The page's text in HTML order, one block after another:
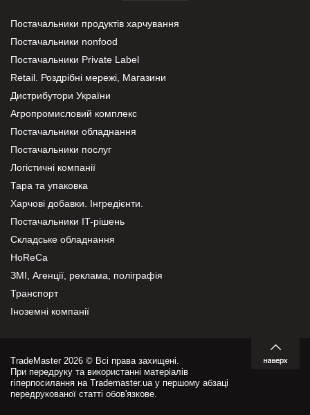
Постачальники продуктів харчування
Постачальники nonfood
Постачальники Private Label
Retail. Роздрібні мережі, Магазини
Дистрибутори України
Агропромисловий комплекс
Постачальники обладнання
Постачальники послуг
Логістичні компанії
Тара та упаковка
Харчові добавки. Інгредієнти.
Постачальники IT-рішень
Складське обладнання
HoReCa
ЗМІ, Агенції, реклама, поліграфія
Транспорт
Іноземні компанії
TradeMaster 2026 © Всі права захищені.
При передруку та використанні матеріалів
гіперпосилання на Trademaster.ua у першому абзаці
передрукованої статті обов'язкове.